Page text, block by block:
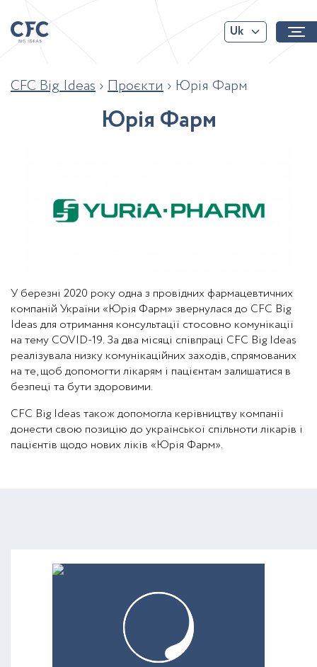
Uk
CFC Big Ideas › Проєкти › Юрія Фарм
Юрія Фарм
У березні 2020 року одна з провідних фармацевтичних
компаній України «Юрія Фарм» звернулася до CFC Big
Ideas для отримання консультації стосовно комунікації
на тему COVID-19. За два місяці співпраці CFC Big Ideas
реалізувала низку комунікаційних заходів, спрямованих
на те, щоб допомогти лікарям і пацієнтам залишатися в
безпеці та бути здоровими.
CFC Big Ideas також допомогла керівництву компанії
донести свою позицію до української спільноти лікарів і
пацієнтів щодо нових ліків «Юрія Фарм».